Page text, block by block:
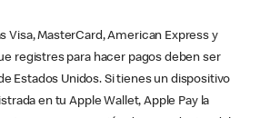
Visa, MasterCard, American Express y
registres para hacer pagos deben ser
Estados Unidos. Si tienes un dispositivo
en tu Apple Wallet, Apple Pay la